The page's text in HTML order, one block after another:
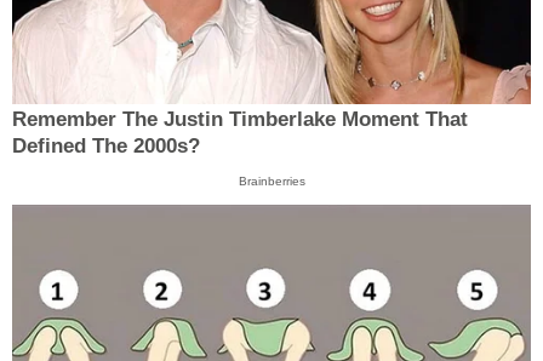
Remember The Justin Timberlake Moment That
Defined The 2000s?
Brainberries